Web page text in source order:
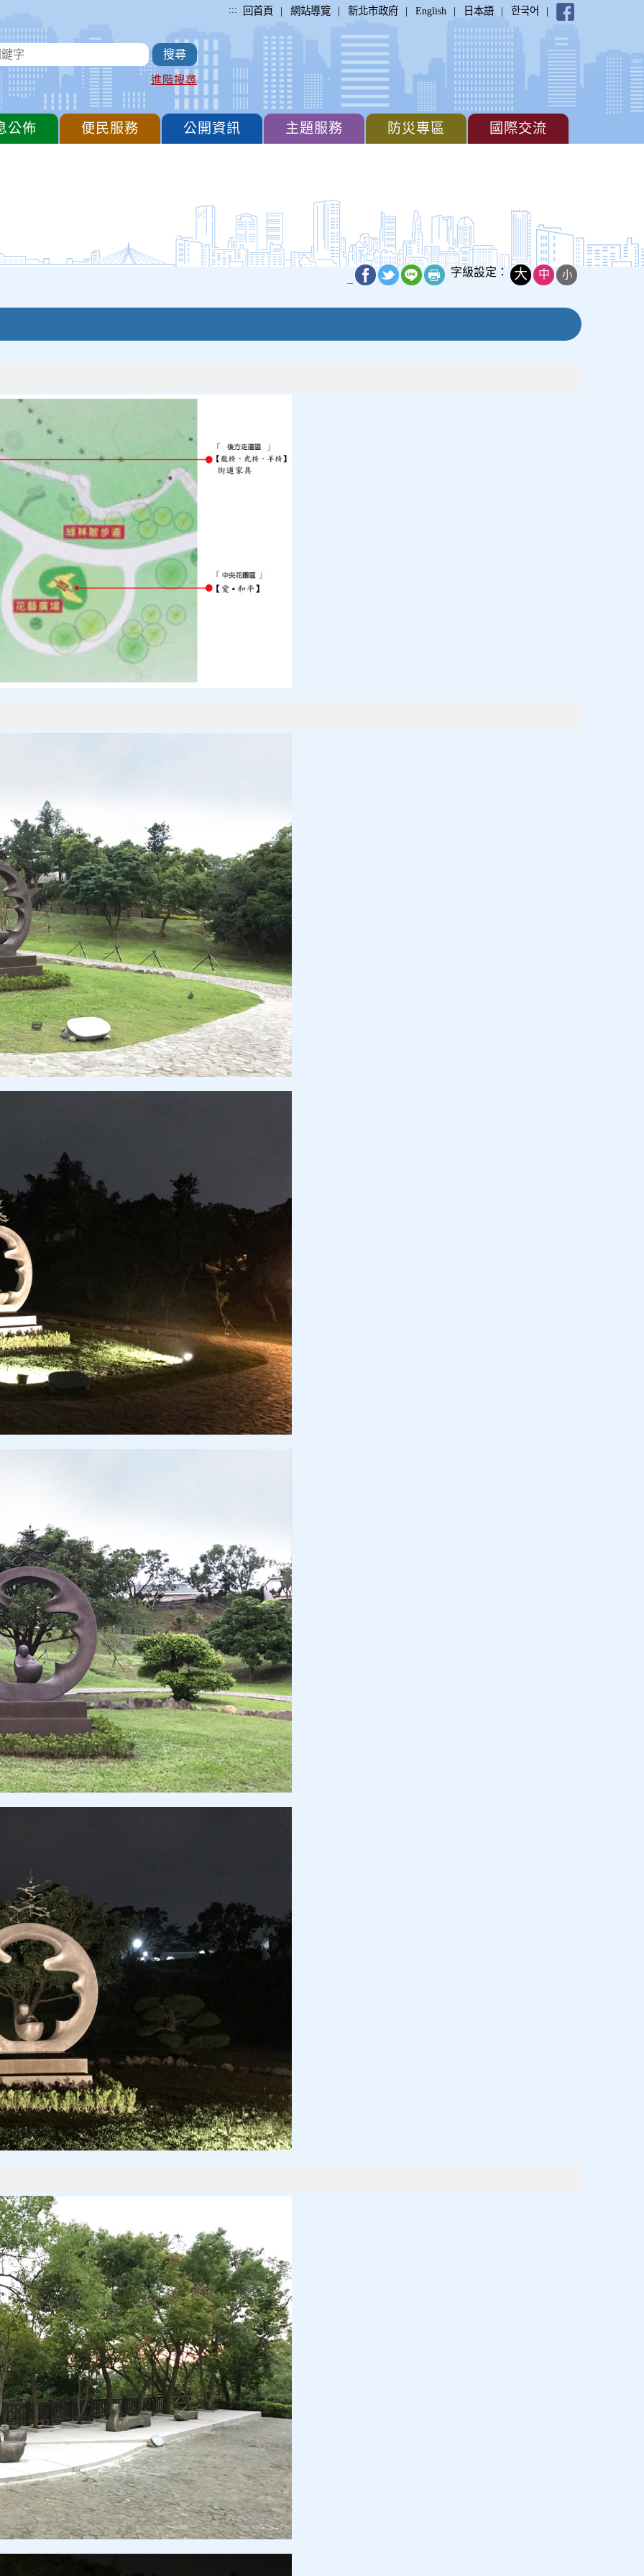
::: 回首頁 | 網站導覽 | 新北市政府 | English | 日本語 | 한국어 |
進階搜尋
公佈 便民服務 公開資訊 主題服務 防災專區 國際交流
字級設定： 大 中 小